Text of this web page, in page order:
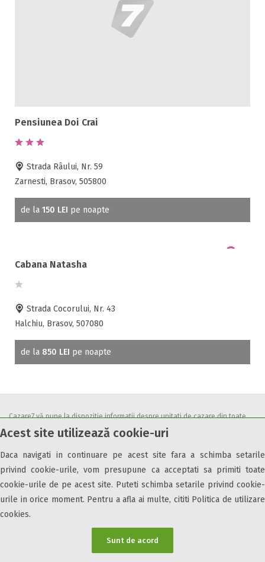
Acest site utilizează cookie-uri
Daca navigati in continuare pe acest site fara a schimba setarile
privind cookie-urile, vom presupune ca acceptati sa primiti toate
cookie-urile de pe acest site. Puteti schimba setarile privind cookie-
urile in orice moment. Pentru a afla ai multe, cititi Politica de utilizare
cookies.
Sunt de acord
Pensiunea Doi Crai
Strada Râului, Nr. 59
Zarnesti, Brasov, 505800
de la 150 LEI pe noapte
Cabana Natasha
Strada Cocorului, Nr. 43
Halchiu, Brasov, 507080
de la 850 LEI pe noapte
Cazare7 vă pune la dispozitie informatii despre unitati de cazare din toate
zonele turistice, oferte speciale, rezervari online.
condițiilede utilizare.